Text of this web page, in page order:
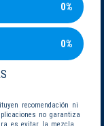
0%
0%
recomendación ni
no garantiza